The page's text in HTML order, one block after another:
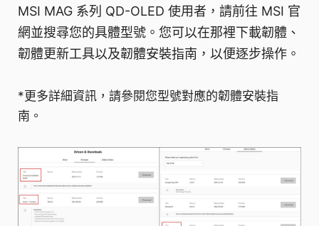
MSI MAG 系列 QD-OLED 使用者，請前往 MSI 官
網並搜尋您的具體型號。您可以在那裡下載韌體、
韌體更新工具以及韌體安裝指南，以便逐步操作。
*更多詳細資訊，請參閱您型號對應的韌體安裝指
南。